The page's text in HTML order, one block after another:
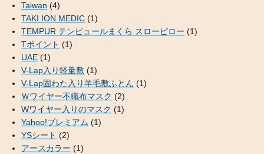
Taiwan (4)
TAKI ION MEDIC (1)
TEMPUR テンピュールまくら スローピロー (1)
Tポイント (1)
UAE (1)
V-Lap入り軽量敷 (1)
V-Lap固わた入り羊毛敷ふとん (1)
Ｗワイヤー不織布マスク (2)
Wワイヤー入りのマスク (1)
Yahoo!プレミアム (1)
YSシート (2)
アースカラー (1)